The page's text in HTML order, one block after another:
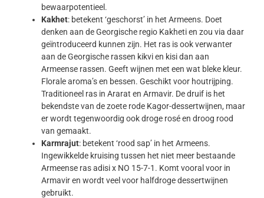
bewaarpotentieel.
Kakhet: betekent ‘geschorst’ in het Armeens. Doet
denken aan de Georgische regio Kakheti en zou via daar
geïntroduceerd kunnen zijn. Het ras is ook verwanter
aan de Georgische rassen kikvi en kisi dan aan
Armeense rassen. Geeft wijnen met een wat bleke kleur.
Florale aroma’s en bessen. Geschikt voor houtrijping.
Traditioneel ras in Ararat en Armavir. De druif is het
bekendste van de zoete rode Kagor-dessertwijnen, maar
er wordt tegenwoordig ook droge rosé en droog rood
van gemaakt.
Karmrajut: betekent ‘rood sap’ in het Armeens.
Ingewikkelde kruising tussen het niet meer bestaande
Armeense ras adisi x NO 15-7-1. Komt vooral voor in
Armavir en wordt veel voor halfdroge dessertwijnen
gebruikt.